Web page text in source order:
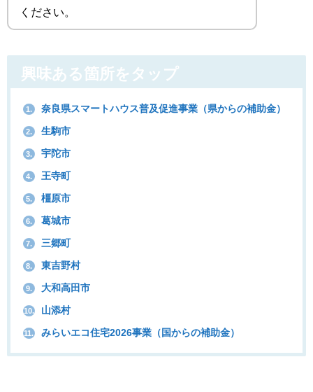
ください。
興味ある箇所をタップ
1. 奈良県スマートハウス普及促進事業（県からの補助金）
2. 生駒市
3. 宇陀市
4. 王寺町
5. 橿原市
6. 葛城市
7. 三郷町
8. 東吉野村
9. 大和高田市
10. 山添村
11. みらいエコ住宅2026事業（国からの補助金）